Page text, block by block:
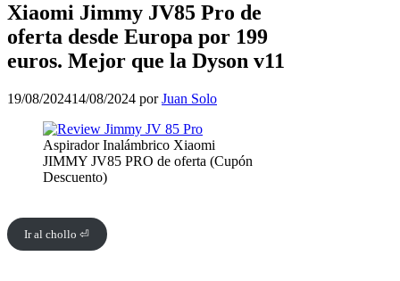
Xiaomi Jimmy JV85 Pro de
oferta desde Europa por 199
euros. Mejor que la Dyson v11
19/08/202414/08/2024 porJuan Solo
Aspirador Inalámbrico Xiaomi
JIMMY JV85 PRO de oferta (Cupón
Descuento)
Ir al chollo ⏎